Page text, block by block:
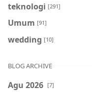
teknologi [291]
Umum [91]
wedding [10]
BLOG ARCHIVE
Agu 2026 [7]